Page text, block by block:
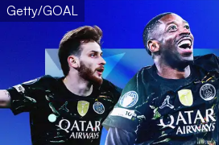
Getty/GOAL